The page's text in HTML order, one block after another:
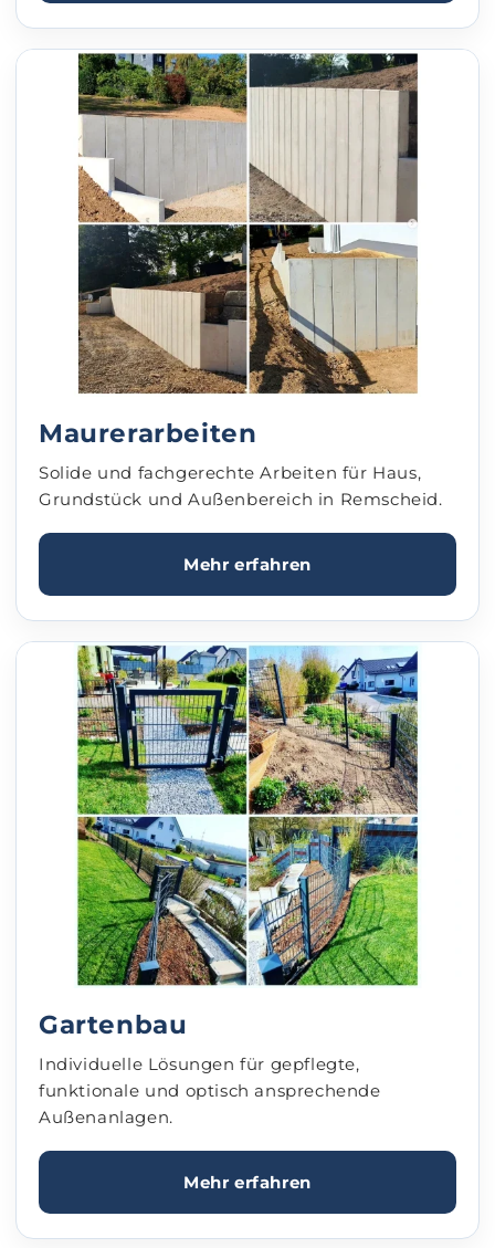
Maurerarbeiten
Solide und fachgerechte Arbeiten für Haus,
Grundstück und Außenbereich in Remscheid.
Mehr erfahren
Gartenbau
Individuelle Lösungen für gepflegte,
funktionale und optisch ansprechende
Außenanlagen.
Mehr erfahren